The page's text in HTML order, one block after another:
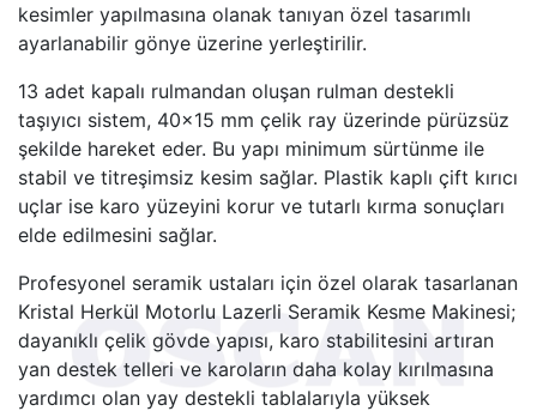
kesimler yapılmasına olanak tanıyan özel tasarımlı
ayarlanabilir gönye üzerine yerleştirilir.
13 adet kapalı rulmandan oluşan rulman destekli
taşıyıcı sistem, 40×15 mm çelik ray üzerinde pürüzsüz
şekilde hareket eder. Bu yapı minimum sürtünme ile
stabil ve titreşimsiz kesim sağlar. Plastik kaplı çift kırıcı
uçlar ise karo yüzeyini korur ve tutarlı kırma sonuçları
elde edilmesini sağlar.
Profesyonel seramik ustaları için özel olarak tasarlanan
Kristal Herkül Motorlu Lazerli Seramik Kesme Makinesi;
dayanıklı çelik gövde yapısı, karo stabilitesini artıran
yan destek telleri ve karoların daha kolay kırılmasına
yardımcı olan yay destekli tablalarıyla yüksek